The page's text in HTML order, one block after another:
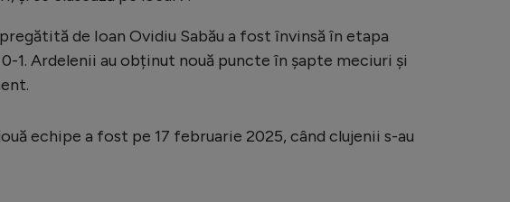
de Ioan Ovidiu Sabău a fost învinsă în etapa
1. Ardelenii au obținut nouă puncte în șapte meciuri și
echipe a fost pe 17 februarie 2025, când clujenii s-au